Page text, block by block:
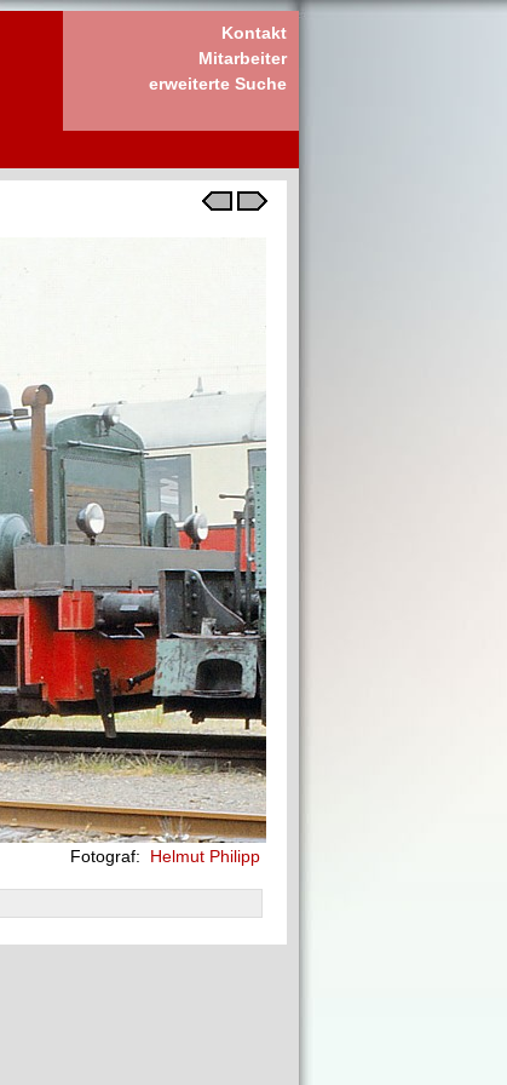
Kontakt
Mitarbeiter
erweiterte Suche
Fotograf: Helmut Philipp